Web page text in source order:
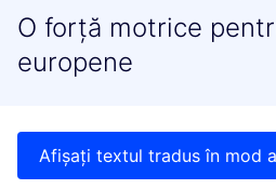
O forță motrice
europene
Afișați textul tradus în mod